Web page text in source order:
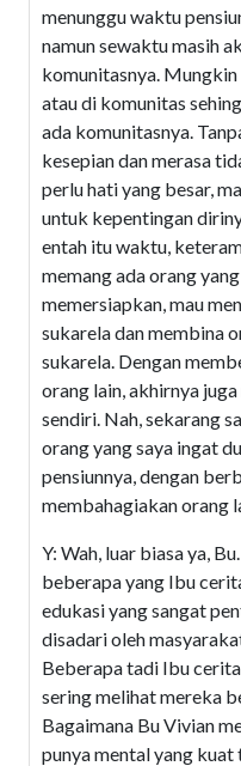
menunggu waktu
namun sewaktu masih
komunitasnya.
atau di komunitas
ada komunitasnya.
kesepian dan merasa
perlu hati yang besar,
untuk kepentingan
entah itu waktu,
memang ada orang
memersiapkan, mau
sukarela dan membina
sukarela. Dengan
orang lain, akhirnya
sendiri. Nah, sekarang
orang yang saya ingat
pensiunnya, dengan
membahagiakan orang
Y: Wah, luar biasa ya,
beberapa yang Ibu
edukasi yang sangat
disadari oleh
Beberapa tadi Ibu
sering melihat mereka
Bagaimana Bu Vivian
punya mental yang kuat